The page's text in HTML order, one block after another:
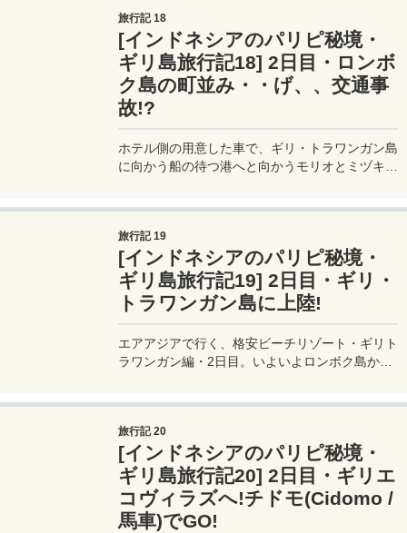
旅行記 18
[インドネシアのパリピ秘境・
ギリ島旅行記18] 2日目・ロンボ
ク島の町並み・・げ、、交通事
故!?
ホテル側の用意した車で、ギリ・トラワンガン島
に向かう船の待つ港へと向かうモリオとミヅキ。
旅行記 19
[インドネシアのパリピ秘境・
ギリ島旅行記19] 2日目・ギリ・
トラワンガン島に上陸!
エアアジアで行く、格安ビーチリゾート・ギリト
ラワンガン編・2日目。いよいよロンボク島から
旅行記 20
[インドネシアのパリピ秘境・
ギリ島旅行記20] 2日目・ギリエ
コヴィラズへ!チドモ(Cidomo /
馬車)でGO!